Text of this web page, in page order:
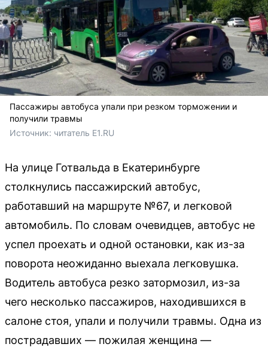
Пассажиры автобуса упали при резком торможении и
получили травмы
Источник: читатель E1.RU
На улице Готвальда в Екатеринбурге
столкнулись пассажирский автобус,
работавший на маршруте №67, и легковой
автомобиль. По словам очевидцев, автобус не
успел проехать и одной остановки, как из-за
поворота неожиданно выехала легковушка.
Водитель автобуса резко затормозил, из-за
чего несколько пассажиров, находившихся в
салоне стоя, упали и получили травмы. Одна из
пострадавших — пожилая женщина —